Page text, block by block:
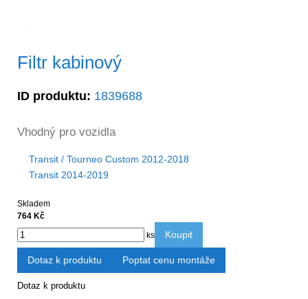
Filtr kabinový
ID produktu: 1839688
Vhodný pro vozidla
Transit / Tourneo Custom 2012-2018
Transit 2014-2019
Skladem
764 Kč
ks
Koupit
Dotaz k produktu Poptat cenu montáže
Dotaz k produktu